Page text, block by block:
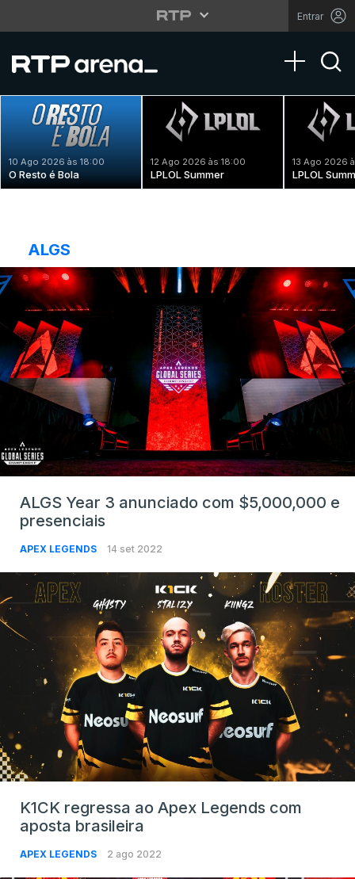
Entrar
Toggle
10 Ago 2026 às 18:00
O Resto é Bola
12 Ago 2026 às 18:00
LPLOL Summer
13 Ago 2026
LPLOL
ALGS
ALGS Year 3 anunciado com $5,000,000 e
presenciais
APEX LEGENDS 14 set 2022
K1CK regressa ao Apex Legends com
aposta brasileira
APEX LEGENDS 2 ago 2022